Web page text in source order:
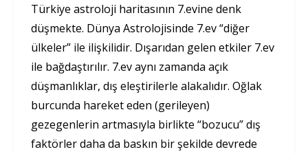
Türkiye astroloji haritasının 7.evine denk
düşmekte. Dünya Astrolojisinde 7.ev “diğer
ülkeler” ile ilişkilidir. Dışarıdan gelen etkiler 7.ev
ile bağdaştırılır. 7.ev aynı zamanda açık
düşmanlıklar, dış eleştirilerle alakalıdır. Oğlak
burcunda hareket eden (gerileyen)
gezegenlerin artmasıyla birlikte “bozucu” dış
faktörler daha da baskın bir şekilde devrede